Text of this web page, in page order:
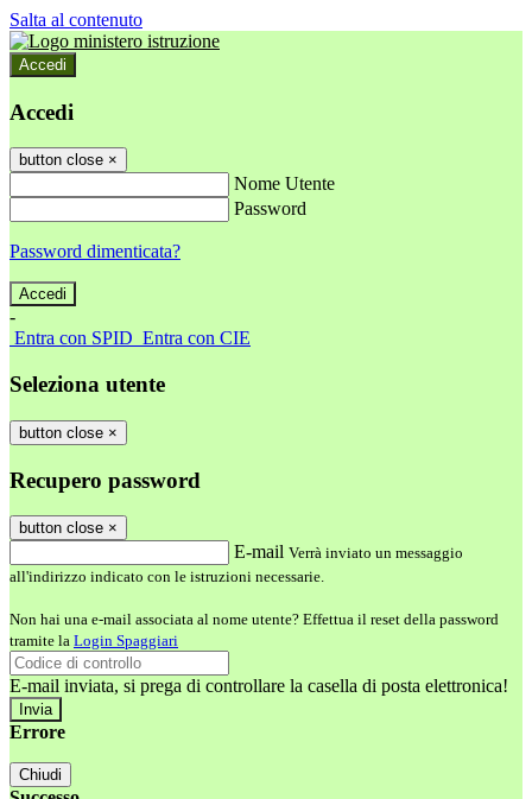
Salta al contenuto
Accedi
Accedi
button close ×
Nome Utente
Password
Password dimenticata?
-
Entra con SPID Entra con CIE
Seleziona utente
button close ×
Recupero password
button close ×
E-mail Verrà inviato un messaggio
all'indirizzo indicato con le istruzioni necessarie.
Non hai una e-mail associata al nome utente? Effettua il reset della password
tramite la Login Spaggiari
E-mail inviata, si prega di controllare la casella di posta elettronica!
Errore
Chiudi